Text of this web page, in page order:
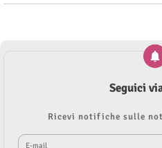
Seguici
Ricevi notifiche sulle